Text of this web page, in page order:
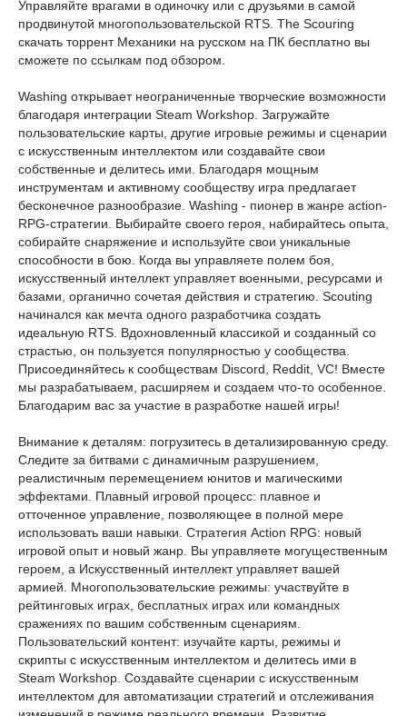
Управляйте врагами в одиночку или с друзьями в самой
продвинутой многопользовательской RTS. The Scouring
скачать торрент Механики на русском на ПК бесплатно вы
сможете по ссылкам под обзором.
Washing открывает неограниченные творческие возможности
благодаря интеграции Steam Workshop. Загружайте
пользовательские карты, другие игровые режимы и сценарии
с искусственным интеллектом или создавайте свои
собственные и делитесь ими. Благодаря мощным
инструментам и активному сообществу игра предлагает
бесконечное разнообразие. Washing - пионер в жанре action-
RPG-стратегии. Выбирайте своего героя, набирайтесь опыта,
собирайте снаряжение и используйте свои уникальные
способности в бою. Когда вы управляете полем боя,
искусственный интеллект управляет военными, ресурсами и
базами, органично сочетая действия и стратегию. Scouting
начинался как мечта одного разработчика создать
идеальную RTS. Вдохновленный классикой и созданный со
страстью, он пользуется популярностью у сообщества.
Присоединяйтесь к сообществам Discord, Reddit, VC! Вместе
мы разрабатываем, расширяем и создаем что-то особенное.
Благодарим вас за участие в разработке нашей игры!
Внимание к деталям: погрузитесь в детализированную среду.
Следите за битвами с динамичным разрушением,
реалистичным перемещением юнитов и магическими
эффектами. Плавный игровой процесс: плавное и
отточенное управление, позволяющее в полной мере
использовать ваши навыки. Стратегия Action RPG: новый
игровой опыт и новый жанр. Вы управляете могущественным
героем, а Искусственный интеллект управляет вашей
армией. Многопользовательские режимы: участвуйте в
рейтинговых играх, бесплатных играх или командных
сражениях по вашим собственным сценариям.
Пользовательский контент: изучайте карты, режимы и
скрипты с искусственным интеллектом и делитесь ими в
Steam Workshop. Создавайте сценарии с искусственным
интеллектом для автоматизации стратегий и отслеживания